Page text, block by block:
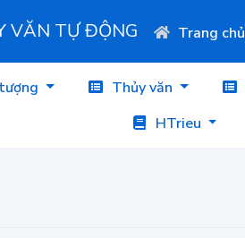
VĂN TỰ ĐỘNG Trang chủ
Thủy văn
HTrieu